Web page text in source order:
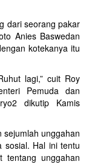
dari seorang pakar
Anies Baswedan
kotekanya itu
lagi,” cuit Roy
Pemuda dan
dikutip Kamis
sejumlah unggahan
sosial. Hal ini tentu
tentang unggahan